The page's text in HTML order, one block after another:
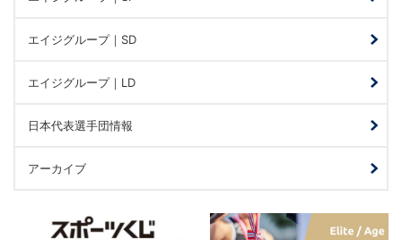
エイジグループ｜SD
エイジグループ｜LD
日本代表選手団情報
アーカイブ